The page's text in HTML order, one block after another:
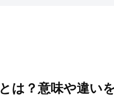
は？意味や違い